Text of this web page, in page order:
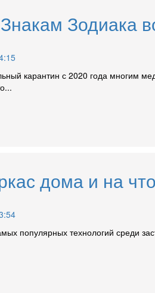
Зодиака
карантин с 2020 года многим
дома и на
популярных технологий среди